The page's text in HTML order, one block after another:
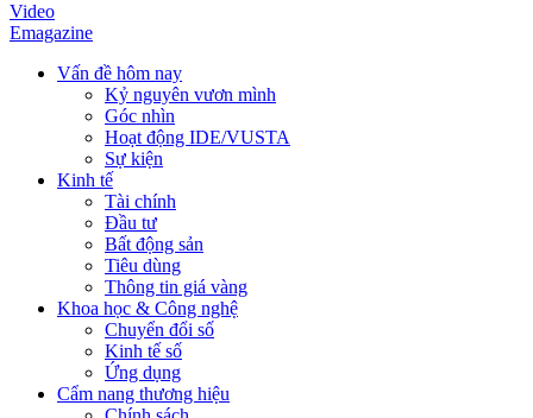
Video
Emagazine
Vấn đề hôm nay
Kỷ nguyên vươn mình
Góc nhìn
Hoạt động IDE/VUSTA
Sự kiện
Kinh tế
Tài chính
Đầu tư
Bất động sản
Tiêu dùng
Thông tin giá vàng
Khoa học & Công nghệ
Chuyển đổi số
Kinh tế số
Ứng dụng
Cẩm nang thương hiệu